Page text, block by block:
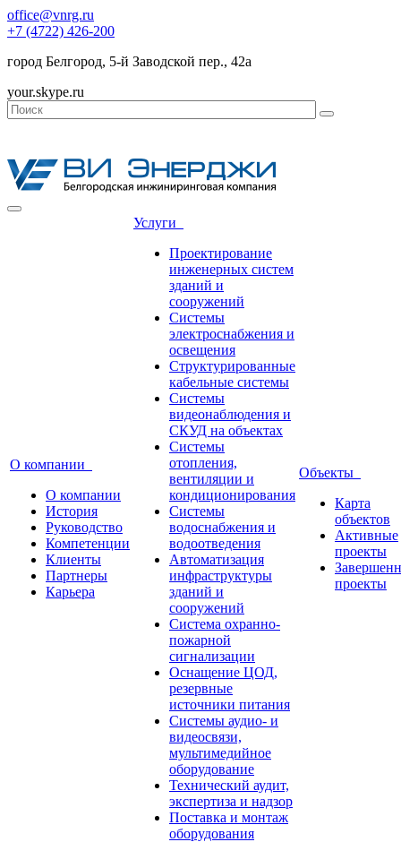
office@vnrg.ru
+7 (4722) 426-200
город Белгород, 5-й Заводской пер., 42а
your.skype.ru
О компании
О компании
История
Руководство
Компетенции
Клиенты
Партнеры
Карьера
Услуги
Проектирование
инженерных систем
зданий и
сооружений
Системы
электроснабжения и
освещения
Структурированные
кабельные системы
Системы
видеонаблюдения и
СКУД на объектах
Системы
отопления,
вентиляции и
кондиционирования
Системы
водоснабжения и
водоотведения
Автоматизация
инфраструктуры
зданий и
сооружений
Система охранно-
пожарной
сигнализации
Оснащение ЦОД,
резервные
источники питания
Системы аудио- и
видеосвязи,
мультимедийное
оборудование
Технический аудит,
экспертиза и надзор
Поставка и монтаж
оборудования
Объекты
Карта
объектов
Активные
проекты
проекты